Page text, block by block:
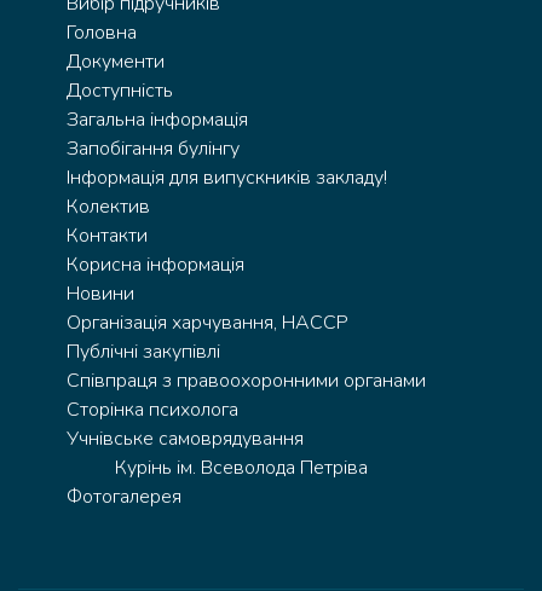
Головна
Документи
Доступність
Загальна інформація
Запобігання булінгу
Інформація для випускників закладу!
Колектив
Контакти
Корисна інформація
Новини
Організація харчування, HACCP
Публічні закупівлі
Співпраця з правоохоронними органами
Сторінка психолога
Учнівське самоврядування
Курінь ім. Всеволода Петріва
Фотогалерея